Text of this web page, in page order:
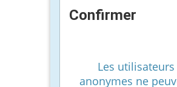
Confirmer
Les utilisateurs
anonymes ne